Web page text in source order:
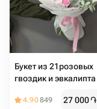
Букет из 21розовых
гвоздик и эвкалипта
4.90849 27 000֏